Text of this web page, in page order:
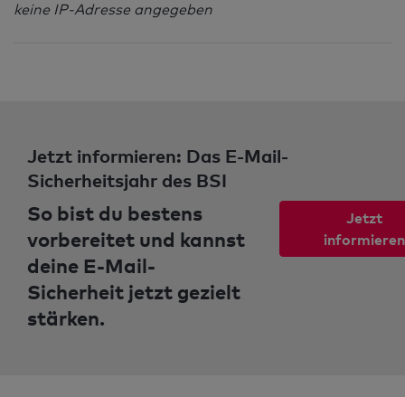
keine IP-Adresse angegeben
Jetzt informieren: Das E-Mail-
Sicherheitsjahr des BSI
So bist du bestens
vorbereitet und kannst
deine E-Mail-
Sicherheit jetzt gezielt
stärken.
Jetzt
informieren